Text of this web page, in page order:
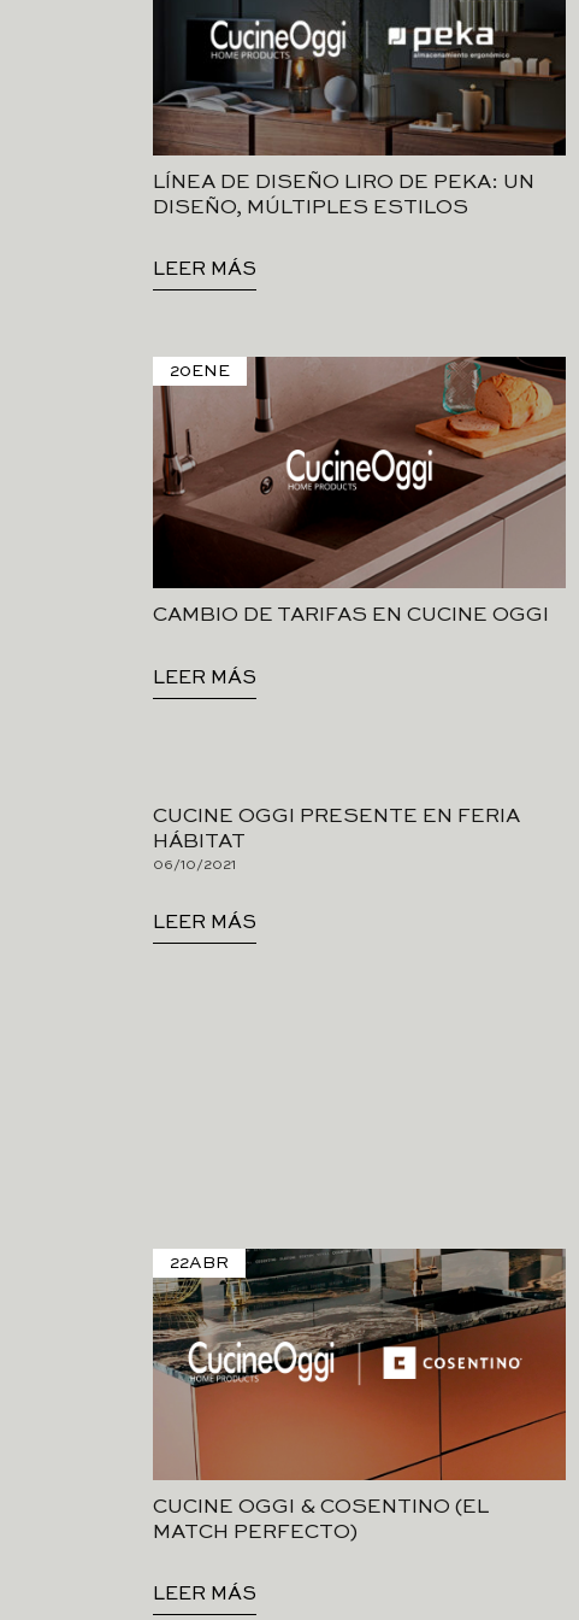
LÍNEA DE DISEÑO LIRO DE PEKA: UN
DISEÑO, MÚLTIPLES ESTILOS
LEER MÁS
CAMBIO DE TARIFAS EN CUCINE OGGI
LEER MÁS
20 ENE
CUCINE OGGI PRESENTE EN FERIA
HÁBITAT
06/10/2021
LEER MÁS
CUCINE OGGI & COSENTINO (EL
MATCH PERFECTO)
LEER MÁS
22ABR